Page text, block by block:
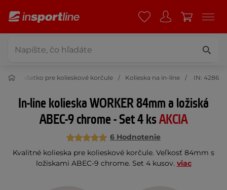
Všetko pre kolieskové korčule Kolieska na in-line IN: 4286
In-line kolieska WORKER 84mm a ložiská
ABEC-9 chrome - Set 4 ksAKCIA
6 Hodnotenie
Kvalitné kolieska pre kolieskové korčule. Veľkosť 84mm s
ložiskami ABEC-9 chrome. Set 4 kusov. viac